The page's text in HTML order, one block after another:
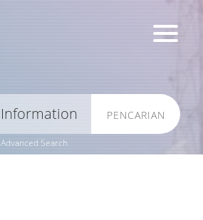
PENCARIAN
Advanced Search